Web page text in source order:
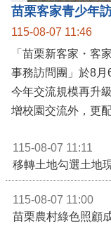
115-08-07 11:46
「苗栗新客家・客
事務訪問團」於8月
今年交流規模再升
115-08-07 11:11
115-08-07 11:00